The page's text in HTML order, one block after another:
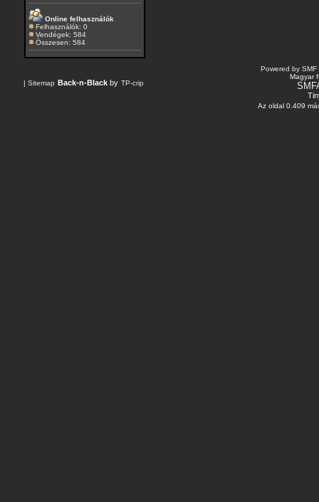
Online felhasználók
Felhasználók: 0
Vendégek: 584
Összesen: 584
| Sitemap Back-n-Black by TP-crip
Powered by SMF
Magyar
Az oldal 0.409